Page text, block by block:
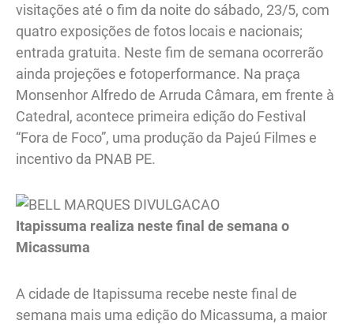
visitações até o fim da noite do sábado, 23/5, com
quatro exposições de fotos locais e nacionais;
entrada gratuita. Neste fim de semana ocorrerão
ainda projeções e fotoperformance. Na praça
Monsenhor Alfredo de Arruda Câmara, em frente à
Catedral, acontece primeira edição do Festival
“Fora de Foco”, uma produção da Pajeú Filmes e
incentivo da PNAB PE.
Itapissuma realiza neste final de semana o
Micassuma
A cidade de Itapissuma recebe neste final de
semana mais uma edição do Micassuma, a maior